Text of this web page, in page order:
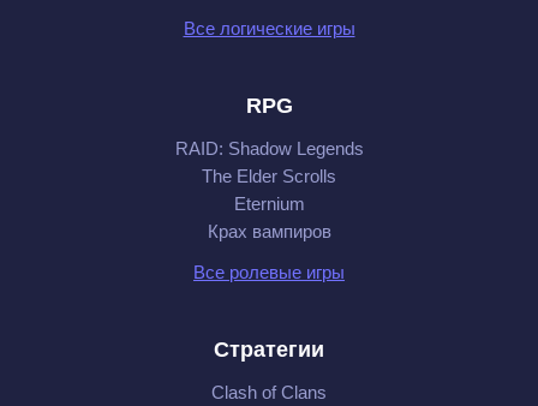
Все логические игры
RPG
RAID: Shadow Legends
The Elder Scrolls
Eternium
Крах вампиров
Все ролевые игры
Стратегии
Clash of Clans